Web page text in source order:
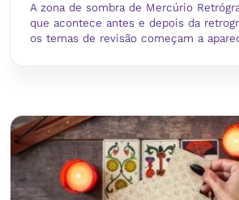
A zona de sombra de Mercúrio
que acontece antes e depois da
os temas de revisão começam a